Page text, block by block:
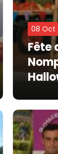
08 Oct
Fête